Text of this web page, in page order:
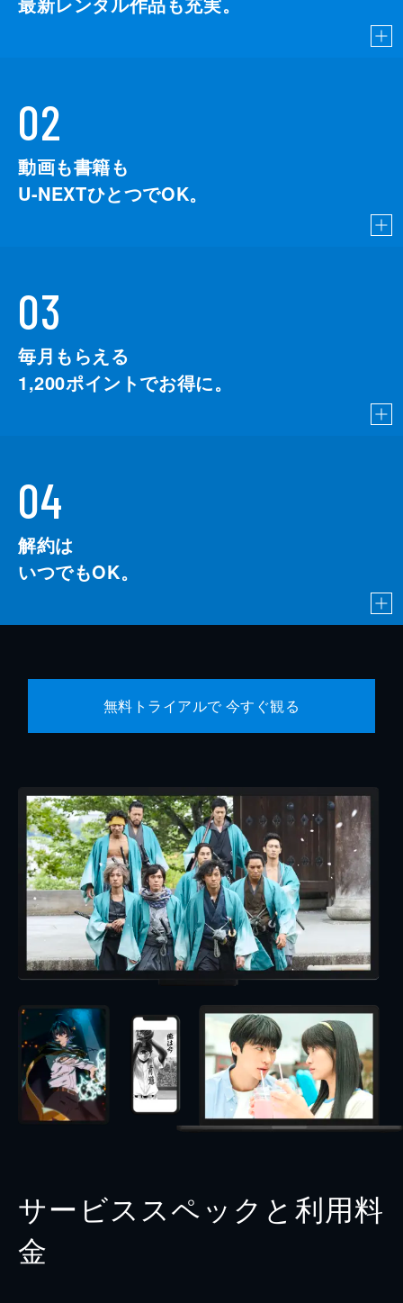
02
動画も書籍も
U-NEXTひとつでOK。
03
毎月もらえる
1,200ポイントでお得に。
04
解約は
いつでもOK。
無料トライアルで 今すぐ観る
サービススペックと利用料
金